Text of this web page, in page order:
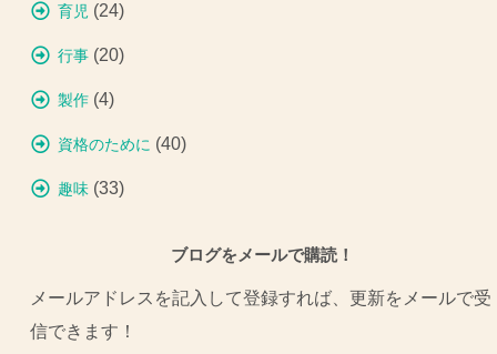
育児 (24)
行事 (20)
製作 (4)
資格のために (40)
趣味 (33)
ブログをメールで購読！
メールアドレスを記入して登録すれば、更新をメールで受
信できます！